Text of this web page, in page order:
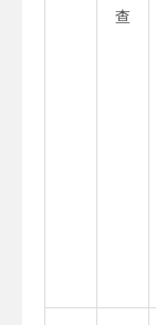
查